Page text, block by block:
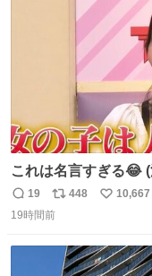
これは名言すぎる😂
がら)
返
信
19
リ
ポ
ト
448
い
数
10,667
19時間前